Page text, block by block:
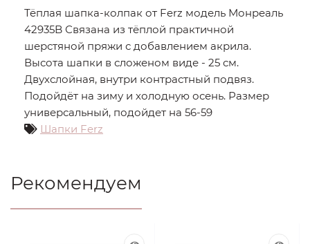
Тёплая шапка-колпак от Ferz модель Монреаль
42935B Связана из тёплой практичной
шерстяной пряжи с добавлением акрила.
Высота шапки в сложеном виде - 25 см.
Двухслойная, внутри контрастный подвяз.
Подойдёт на зиму и холодную осень. Размер
универсальный, подойдет на 56-59
Шапки Ferz
Рекомендуем